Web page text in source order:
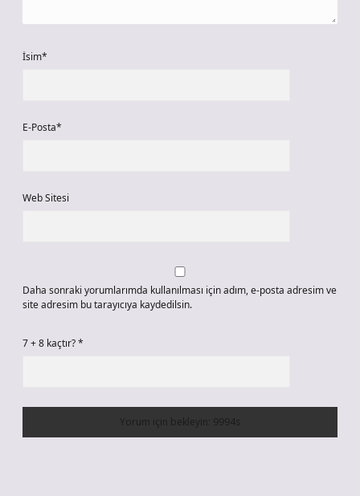
İsim*
E-Posta*
Web Sitesi
Daha sonraki yorumlarımda kullanılması için adım, e-posta adresim ve
site adresim bu tarayıcıya kaydedilsin.
7 + 8 kaçtır?*